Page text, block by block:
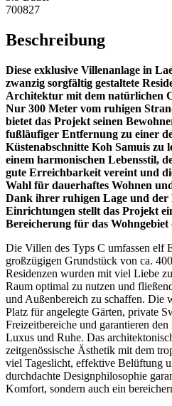
700827
Beschreibung
Diese exklusive Villenanlage in
zwanzig sorgfältig gestaltete
Architektur mit dem natürlichen
Nur 300 Meter vom ruhigen
bietet das Projekt seinen
fußläufiger Entfernung zu einer
Küstenabschnitte Koh Samuis zu
einem harmonischen Lebensstil,
gute Erreichbarkeit vereint und
Wahl für dauerhaftes Wohnen
Dank ihrer ruhigen Lage und der
Einrichtungen stellt das Projekt
Bereicherung für das Wohngebiet
Die Villen des Typs C umfassen elf
großzügigen Grundstück von ca.
Residenzen wurden mit viel Liebe
Raum optimal zu nutzen und
und Außenbereich zu schaffen. Die
Platz für angelegte Gärten, private
Freizeitbereiche und garantieren
Luxus und Ruhe. Das
zeitgenössische Ästhetik mit dem
viel Tageslicht, effektive Belüftung
durchdachte Designphilosophie
Komfort, sondern auch ein